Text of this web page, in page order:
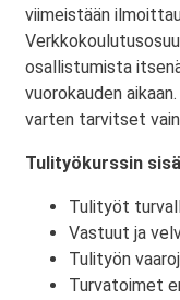
viimeistään
osallistumista
vuorokauden
varten tarvitset
Tulityökurssin
Tulityöt
Vastuut ja
Tulityön
Turvatoimet